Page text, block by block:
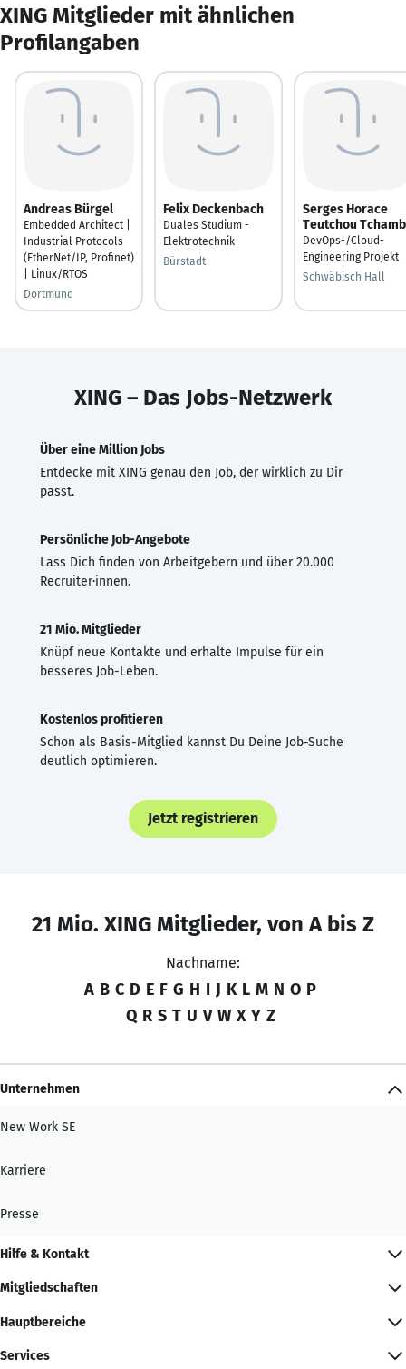
XING Mitglieder mit ähnlichen
Profilangaben
Andreas Bürgel
Embedded Architect |
Industrial Protocols
(EtherNet/IP, Profinet)
| Linux/RTOS
Dortmund
Felix Deckenbach
Duales Studium -
Elektrotechnik
Bürstadt
Serges Horace
Teutchou
DevOps-/Cloud-
Engineering Projekt
Schwäbisch Hall
XING – Das Jobs-Netzwerk
Über eine Million Jobs
Entdecke mit XING genau den Job, der wirklich zu Dir
passt.
Persönliche Job-Angebote
Lass Dich finden von Arbeitgebern und über 20.000
Recruiter·innen.
21 Mio. Mitglieder
Knüpf neue Kontakte und erhalte Impulse für ein
besseres Job-Leben.
Kostenlos profitieren
Schon als Basis-Mitglied kannst Du Deine Job-Suche
deutlich optimieren.
Jetzt registrieren
21 Mio. XING Mitglieder, von A bis Z
Nachname:
A B C D E F G H I J K L M N O P
Q R S T U V W X Y Z
Unternehmen
New Work SE
Karriere
Presse
Hilfe & Kontakt
Mitgliedschaften
Hauptbereiche
Services